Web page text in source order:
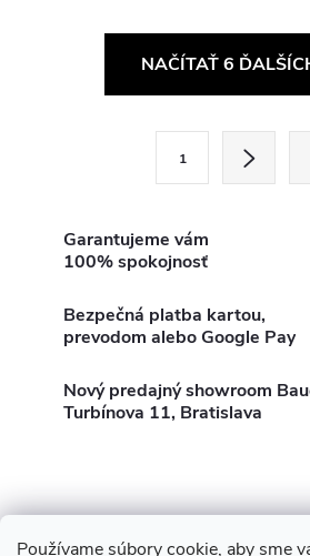
Používame súbory cookie, aby sme
r
v
NAČÍTAŤ 6
1
Garantujeme vám
100% spokojnosť
Bezpečná platba kartou,
prevodom alebo Google Pay
Nový predajný showroom
Turbínova 11, Bratislava